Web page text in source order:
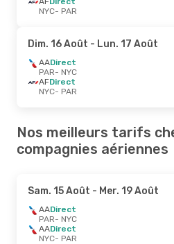
NYC- PAR
Dim. 16 Août - Lun. 17 Août
AADirect
PAR- NYC
AFDirect
NYC- PAR
Nos meilleurs tarifs
compagnies aériennes
Sam. 15 Août - Mer. 19 Août
AADirect
PAR- NYC
AADirect
NYC- PAR